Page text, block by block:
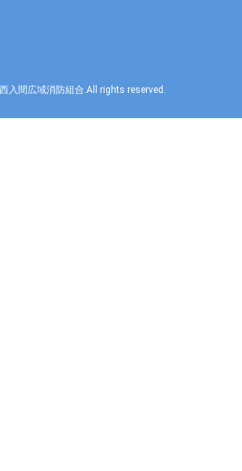
入間広域消防組合.All rights reserved.